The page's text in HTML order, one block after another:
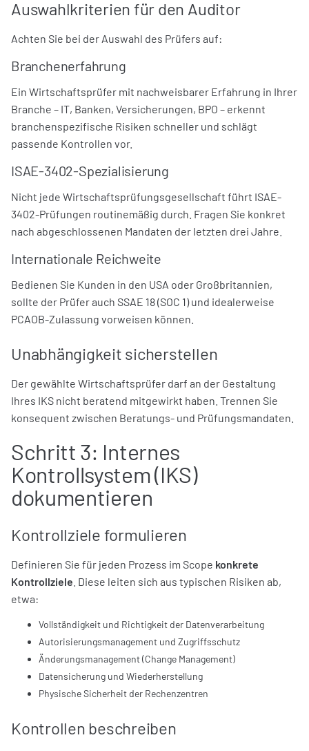
Auswahlkriterien für den Auditor
Achten Sie bei der Auswahl des Prüfers auf:
Branchenerfahrung
Ein Wirtschaftsprüfer mit nachweisbarer Erfahrung in Ihrer
Branche – IT, Banken, Versicherungen, BPO – erkennt
branchenspezifische Risiken schneller und schlägt
passende Kontrollen vor.
ISAE-3402-Spezialisierung
Nicht jede Wirtschaftsprüfungsgesellschaft führt ISAE-
3402-Prüfungen routinemäßig durch. Fragen Sie konkret
nach abgeschlossenen Mandaten der letzten drei Jahre.
Internationale Reichweite
Bedienen Sie Kunden in den USA oder Großbritannien,
sollte der Prüfer auch SSAE 18 (SOC 1) und idealerweise
PCAOB-Zulassung vorweisen können.
Unabhängigkeit sicherstellen
Der gewählte Wirtschaftsprüfer darf an der Gestaltung
Ihres IKS nicht beratend mitgewirkt haben. Trennen Sie
konsequent zwischen Beratungs- und Prüfungsmandaten.
Schritt 3: Internes
Kontrollsystem (IKS)
dokumentieren
Kontrollziele formulieren
Definieren Sie für jeden Prozess im Scope konkrete
Kontrollziele . Diese leiten sich aus typischen Risiken ab,
etwa:
Vollständigkeit und Richtigkeit der Datenverarbeitung
Autorisierungsmanagement und Zugriffsschutz
Änderungsmanagement (Change Management)
Datensicherung und Wiederherstellung
Physische Sicherheit der Rechenzentren
Kontrollen beschreiben